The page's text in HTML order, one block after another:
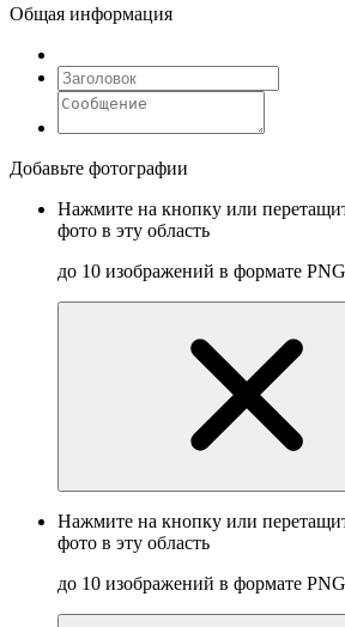
Общая информация
Добавьте фотографии
Нажмите на кнопку или
фото в эту область
до 10 изображений в формате
Нажмите на кнопку или
фото в эту область
до 10 изображений в формате